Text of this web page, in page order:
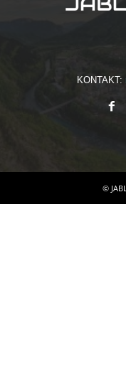
KONTAKT:
©